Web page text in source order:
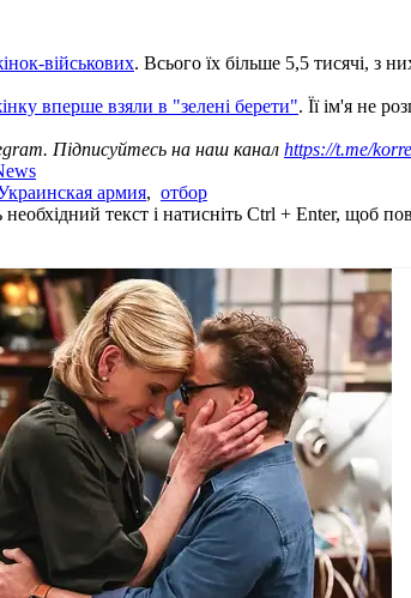
військових. Всього їх більше 5,5 тисячі, з
вперше взяли в "зелені берети". Її ім'я не
Підписуйтесь на наш канал https://t.me/
армия, отбор
текст і натисніть Ctrl + Enter, щоб